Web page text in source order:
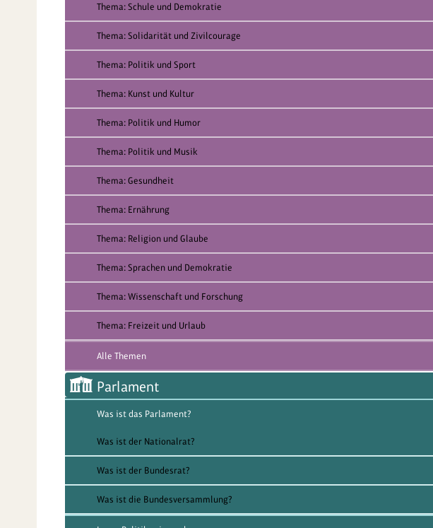
Thema: Schule und Demokratie
Thema: Solidarität und Zivilcourage
Thema: Politik und Sport
Thema: Kunst und Kultur
Thema: Politik und Humor
Thema: Politik und Musik
Thema: Gesundheit
Thema: Ernährung
Thema: Religion und Glaube
Thema: Sprachen und Demokratie
Thema: Wissenschaft und Forschung
Thema: Freizeit und Urlaub
Alle Themen
Parlament
Was ist das Parlament?
Was ist der Nationalrat?
Was ist der Bundesrat?
Was ist die Bundesversammlung?